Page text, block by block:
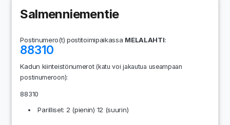
Salmenniementie
Postinumero(t) postitoimipaikassa MELALAHTI:
88310
Kadun kiinteistönumerot(katu voi jakautua useampaan
postinumeroon):
88310
Parilliset: 2 (pienin) 12 (suurin)